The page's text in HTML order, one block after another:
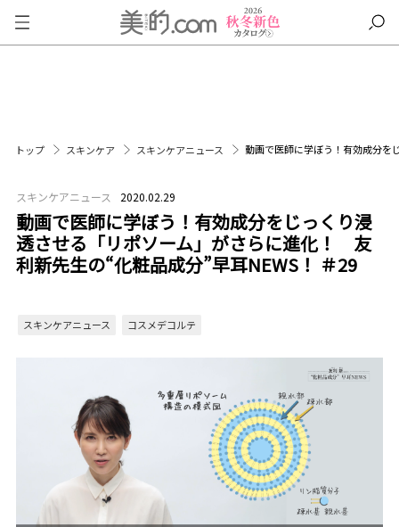
トップ スキンケア スキンケアニュース 動画で医師に学ぼう！有効成分を
スキンケアニュース 2020.02.29
動画で医師に学ぼう！有効成分をじっくり浸
透させる「リポソーム」がさらに進化！ 友
利新先生の“化粧品成分”早耳NEWS！ ＃29
スキンケアニュース コスメデコルテ